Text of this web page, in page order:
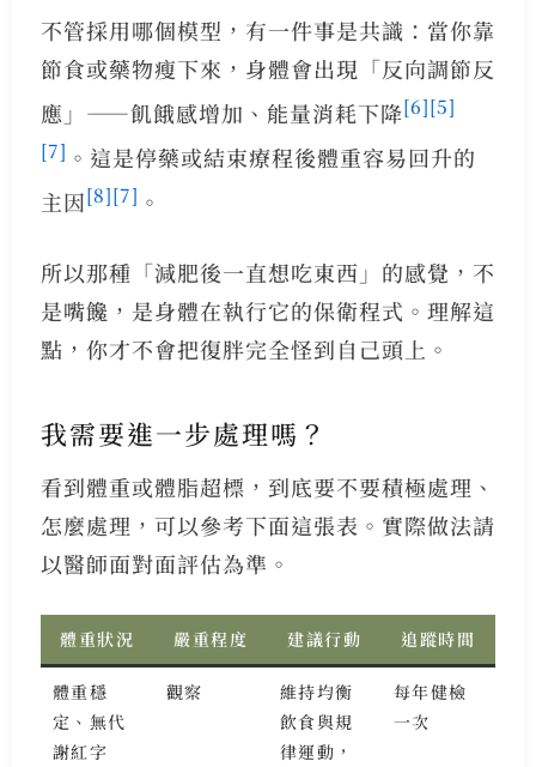
不管採用哪個模型，有一件事是共識：當你靠
節食或藥物瘦下來，身體會出現「反向調節反
應」——飢餓感增加、能量消耗下降[6][5]
[7] 。這是停藥或結束療程後體重容易回升的
主因[8][7] 。
所以那種「減肥後一直想吃東西」的感覺，不
是嘴饞，是身體在執行它的保衛程式。理解這
點，你才不會把復胖完全怪到自己頭上。
我需要進一步處理嗎？
看到體重或體脂超標，到底要不要積極處理、
怎麼處理，可以參考下面這張表。實際做法請
以醫師面對面評估為準。
體重狀況 嚴重程度 建議行動 追蹤時間
體重穩
定、無代
謝紅字
觀察
維持均衡
飲食與規
律運動，
每年健檢
一次